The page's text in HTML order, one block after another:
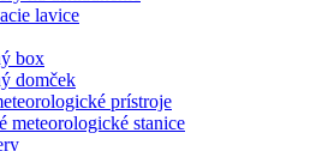
lavice
box
domček
prístroje
meteorologické stanice